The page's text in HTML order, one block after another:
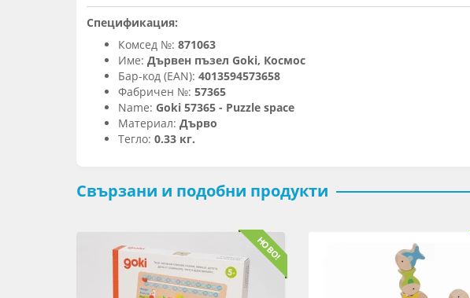
Спецификация:
Комсед №: 871063
Име: Дървен пъзел Goki, Космос
Бар-код (EAN): 4013594573658
Фабричен №: 57365
Name: Goki 57365 - Puzzle space
Материал: Дърво
Тегло: 0.33 кг.
Свързани и подобни продукти